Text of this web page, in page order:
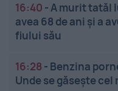
16:40 -A murit tatăl
avea 68 de ani și a
fiului său
16:28 - Benzina
Unde se găsește cel